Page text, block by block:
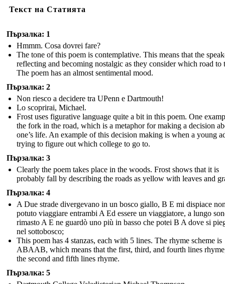
Текст на Статията
Пързалка: 1
Hmmm. Cosa dovrei fare?
The tone of this poem is contemplative. This means that the
reflecting and becoming nostalgic as they consider which road to
The poem has an almost sentimental mood.
Пързалка: 2
Non riesco a decidere tra UPenn e Dartmouth!
Lo scoprirai, Michael.
Frost uses figurative language quite a bit in this poem. One
the fork in the road, which is a metaphor for making a decision
one’s life. An example of this decision making is when a young
trying to figure out which college to go to.
Пързалка: 3
Clearly the poem takes place in the woods. Frost shows that it is
probably fall by describing the roads as yellow with leaves and
Пързалка: 4
A Due strade divergevano in un bosco giallo, B E mi dispiace
potuto viaggiare entrambi A Ed essere un viaggiatore, a lungo
rimasto A E ne guardò uno più in basso che potei B A dove si
nel sottobosco;
This poem has 4 stanzas, each with 5 lines. The rhyme scheme is
ABAAB, which means that the first, third, and fourth lines
the second and fifth lines rhyme.
Пързалка: 5